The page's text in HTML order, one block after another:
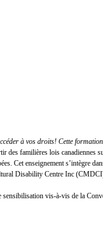
à vos droits! Cette
des familières lois
Cet enseignement
Disability Centre Inc
vis-à-vis de la